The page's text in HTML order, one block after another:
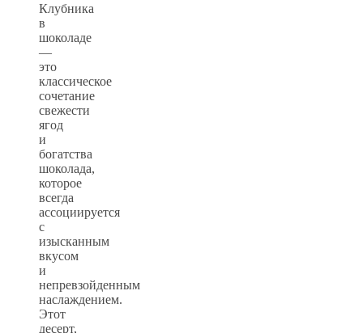
Клубника
в
шоколаде
—
это
классическое
сочетание
свежести
ягод
и
богатства
шоколада,
которое
всегда
ассоциируется
с
изысканным
вкусом
и
непревзойденным
наслаждением.
Этот
десерт,